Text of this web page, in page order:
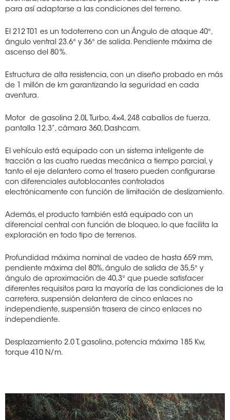
para así adaptarse a las condiciones del terreno.
El 212 T01 es un todoterreno con un Ángulo de ataque 40°,
ángulo ventral 23.6° y 36° de salida. Pendiente máxima de
ascenso del 80 %.
Estructura de alta resistencia, con un diseño probado en más
de 1 millón de km garantizando la seguridad en cada
aventura.
Motor de gasolina 2.0L Turbo, 4×4, 248 caballos de fuerza,
pantalla 12.3”, cámara 360, Dashcam.
El vehículo está equipado con un sistema inteligente de
tracción a las cuatro ruedas mecánica a tiempo parcial, y
tanto el eje delantero como el trasero pueden configurarse
con diferenciales autoblocantes controlados
electrónicamente con función de limitación de deslizamiento.
Además, el producto también está equipado con un
diferencial central con función de bloqueo, lo que facilita la
exploración en todo tipo de terrenos.
Profundidad máxima nominal de vadeo de hasta 659 mm,
pendiente máxima del 80%, ángulo de salida de 35,5° y
ángulo de aproximación de 40,3° que puede satisfacer
diferentes requisitos para la mayoría de las condiciones de la
carretera, suspensión delantera de cinco enlaces no
independiente, suspensión trasera de cinco enlaces no
independiente.
Desplazamiento 2.0 T, gasolina, potencia máxima 185 Kw,
torque 410 N/m.